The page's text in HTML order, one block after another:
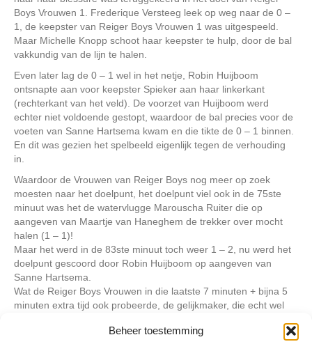
Beheer toestemming
Boys Vrouwen 1. Frederique Versteeg leek op weg naar de 0 –
1, de keepster van Reiger Boys Vrouwen 1 was uitgespeeld.
Maar Michelle Knopp schoot haar keepster te hulp, door de bal
vakkundig van de lijn te halen.
Even later lag de 0 – 1 wel in het netje, Robin Huijboom
ontsnapte aan voor keepster Spieker aan haar linkerkant
(rechterkant van het veld). De voorzet van Huijboom werd
echter niet voldoende gestopt, waardoor de bal precies voor de
voeten van Sanne Hartsema kwam en die tikte de 0 – 1 binnen.
En dit was gezien het spelbeeld eigenlijk tegen de verhouding
in.
Waardoor de Vrouwen van Reiger Boys nog meer op zoek
moesten naar het doelpunt, het doelpunt viel ook in de 75ste
minuut was het de watervlugge Marouscha Ruiter die op
aangeven van Maartje van Haneghem de trekker over mocht
halen (1 – 1)!
Maar het werd in de 83ste minuut toch weer 1 – 2, nu werd het
doelpunt gescoord door Robin Huijboom op aangeven van
Sanne Hartsema.
Wat de Reiger Boys Vrouwen in die laatste 7 minuten + bijna 5
minuten extra tijd ook probeerde, de gelijkmaker, die echt wel